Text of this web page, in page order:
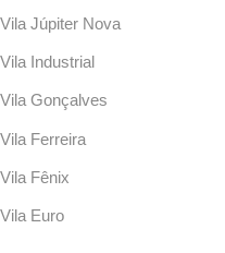
Júpiter Nova
Industrial
Gonçalves
Ferreira
Fênix
Euro